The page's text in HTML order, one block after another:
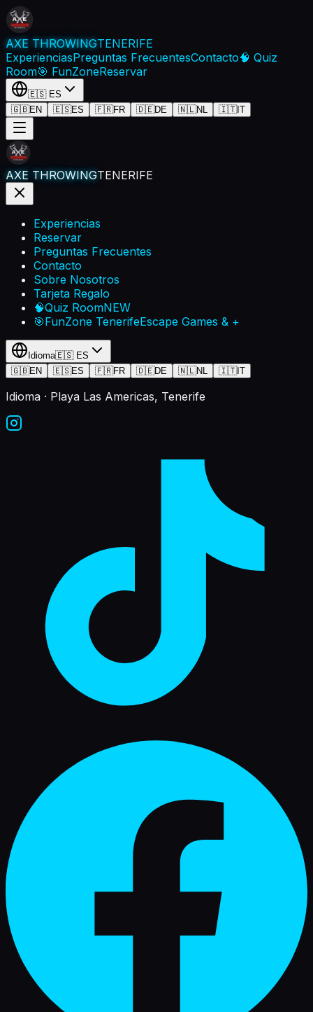
AXE THROWINGTENERIFE
ExperienciasPreguntas FrecuentesContacto🧠 Quiz
Room🎯 FunZoneReservar
🇪🇸 ES
🇬🇧EN 🇪🇸ES 🇫🇷FR 🇩🇪DE 🇳🇱NL 🇮🇹IT
AXE THROWINGTENERIFE
Experiencias
Reservar
Preguntas Frecuentes
Contacto
Sobre Nosotros
Tarjeta Regalo
🧠Quiz RoomNEW
🎯FunZone TenerifeEscape Games & +
Idioma🇪🇸 ES
🇬🇧EN 🇪🇸ES 🇫🇷FR 🇩🇪DE 🇳🇱NL 🇮🇹IT
Idioma · Playa Las Americas, Tenerife